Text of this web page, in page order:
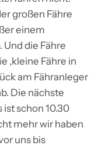
großen Fähre
einem
die Fähre
,kleine Fähre in
am Fähranleger
Die nächste
schon 10.30
mehr wir haben
uns bis